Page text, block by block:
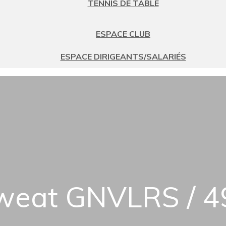
TENNIS DE TABLE
ESPACE CLUB
ESPACE DIRIGEANTS/SALARIÉS
GNVLRS /